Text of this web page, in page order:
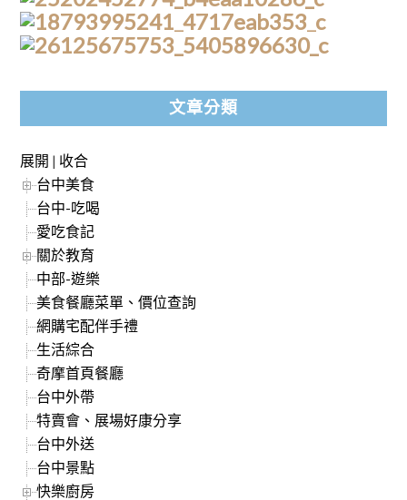
文章分類
展開 | 收合
台中美食
台中-吃喝
愛吃食記
關於教育
中部-遊樂
美食餐廳菜單、價位查詢
網購宅配伴手禮
生活綜合
奇摩首頁餐廳
台中外帶
特賣會、展場好康分享
台中外送
台中景點
快樂廚房